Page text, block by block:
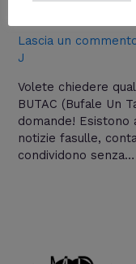
Lascia un
J
Volete chiedere
BUTAC (Bufale Un
domande! Esistono
notizie fasulle,
condividono senza…